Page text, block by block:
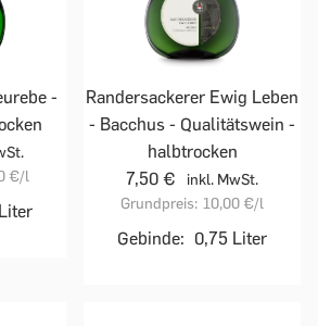
-
€/l
Randersackerer Ewig Leben
- Bacchus - Qualitätswein -
halbtrocken
7,50 €
inkl. MwSt.
Grundpreis: 10,00 €/l
Gebinde: 0,75 Liter